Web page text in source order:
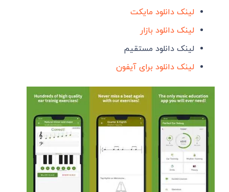
لینک دانلود مایکت
لینک دانلود بازار
لینک دانلود مستقیم
لینک دانلود برای آیفون